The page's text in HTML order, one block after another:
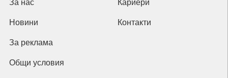
За нас Кариери
Новини Контакти
За реклама
Общи условия